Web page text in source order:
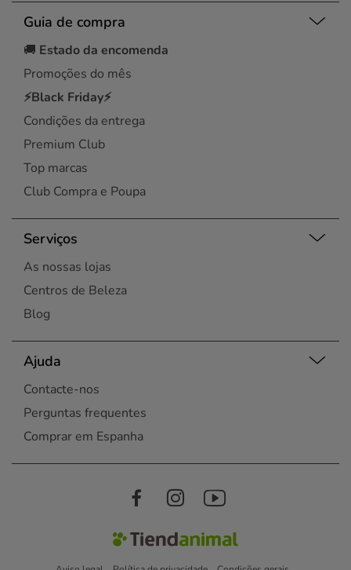
Guia de compra
🚚 Estado da encomenda
Promoções do mês
⚡Black Friday⚡
Condições da entrega
Premium Club
Top marcas
Club Compra e Poupa
Serviços
As nossas lojas
Centros de Beleza
Blog
Ajuda
Contacte-nos
Perguntas frequentes
Comprar em Espanha